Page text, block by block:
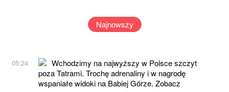
Najnowszy
05:24
Wchodzimy na najwyższy w Polsce szczyt
poza Tatrami. Trochę adrenaliny i w nagrodę
wspaniałe widoki na Babiej Górze. Zobacz